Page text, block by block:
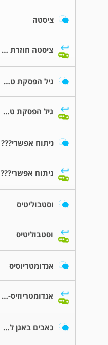
ציסטה
ציסטה חוזרת בשחלה
גיל הפסקת טפול תרופתי באנדומטריוזיס
גיל הפסקת טפול תרופתי באנדומטריוזיס
ניתוח אפשרי???
ניתוח אפשרי???
וסטבוליטיס
וסטבוליטיס
אנדומטריוסיס
אנדומטריוזיס- אבחנה
כאבים באגן לאחר שני ניתוחי הסרת הידבקויות (אנדומטריוזיס)